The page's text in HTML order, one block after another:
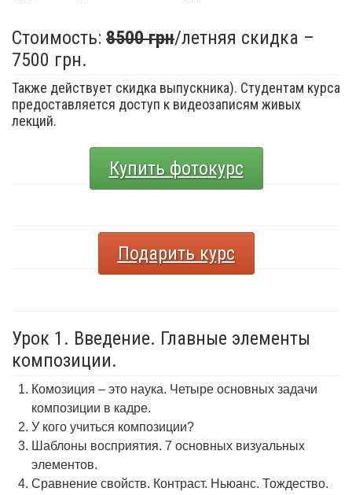
Стоимость: 8500 грн/летняя скидка –
7500 грн.
Также действует скидка выпускника). Студентам курса
предоставляется доступ к видеозаписям живых
лекций.
Купить фотокурс
Подарить курс
Урок 1. Введение. Главные элементы
композиции.
Комозиция – это наука. Четыре основных задачи
композиции в кадре.
У кого учиться композиции?
Шаблоны восприятия. 7 основных визуальных
элементов.
Сравнение свойств. Контраст. Ньюанс. Тождество.